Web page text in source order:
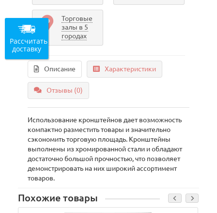
Торговые
залы в 5
городах
Описание Характеристики
Отзывы (0)
Использование кронштейнов дает возможность
компактно разместить товары и значительно
сэкономить торговую площадь. Кронштейны
выполнены из хромированной стали и обладают
достаточно большой прочностью, что позволяет
демонстрировать на них широкий ассортимент
товаров.
Похожие товары
Рассчитать
доставку